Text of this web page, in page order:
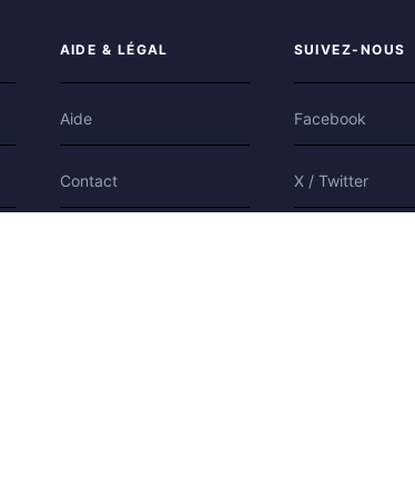
AIDE & LÉGAL
Aide
Contact
SUIVEZ-NOUS
Facebook
X / Twitter